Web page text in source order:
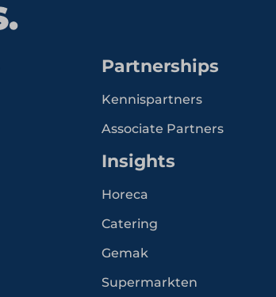
Partnerships
Kennispartners
Associate Partners
Insights
Horeca
Catering
Gemak
Supermarkten